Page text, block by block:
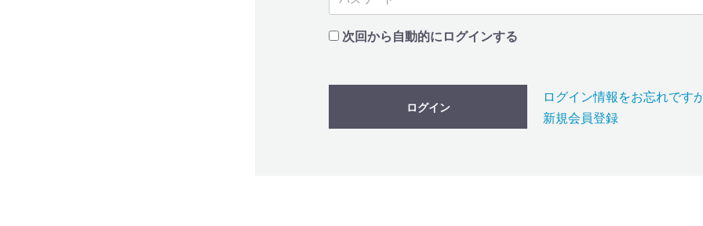
次回から自動的にログインする
ログイン
ログイン情報をお忘れです
新規会員登録